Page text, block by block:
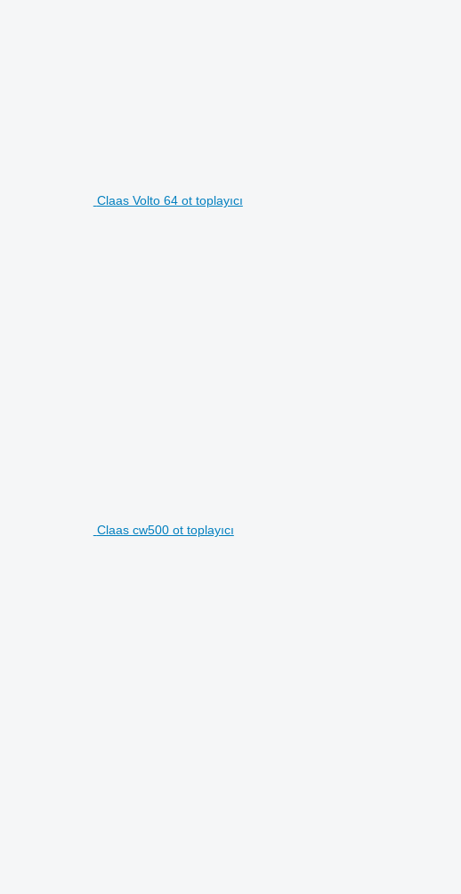
Claas Volto 64 ot toplayıcı
Claas cw500 ot toplayıcı